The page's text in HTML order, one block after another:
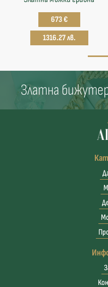
673 €
1316.27 лв.
Златна